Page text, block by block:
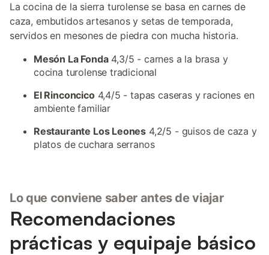
La cocina de la sierra turolense se basa en carnes de
caza, embutidos artesanos y setas de temporada,
servidos en mesones de piedra con mucha historia.
Mesón La Fonda4,3/5 - carnes a la brasa y
cocina turolense tradicional
El Rinconcico4,4/5 - tapas caseras y raciones en
ambiente familiar
Restaurante Los Leones 4,2/5 - guisos de caza y
platos de cuchara serranos
Lo que conviene saber antes de viajar
Recomendaciones
prácticas y equipaje básico